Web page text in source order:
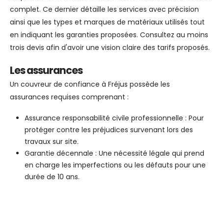
complet. Ce dernier détaille les services avec précision
ainsi que les types et marques de matériaux utilisés tout
en indiquant les garanties proposées. Consultez au moins
trois devis afin d'avoir une vision claire des tarifs proposés.
Les assurances
Un couvreur de confiance à Fréjus possède les
assurances requises comprenant :
Assurance responsabilité civile professionnelle : Pour
protéger contre les préjudices survenant lors des
travaux sur site.
Garantie décennale : Une nécessité légale qui prend
en charge les imperfections ou les défauts pour une
durée de 10 ans.